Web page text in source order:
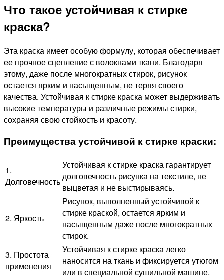
Что такое устойчивая к стирке
краска?
Эта краска имеет особую формулу, которая обеспечивает
ее прочное сцепление с волокнами ткани. Благодаря
этому, даже после многократных стирок, рисунок
остается ярким и насыщенным, не теряя своего
качества. Устойчивая к стирке краска может выдерживать
высокие температуры и различные режимы стирки,
сохраняя свою стойкость и красоту.
Преимущества устойчивой к стирке краски:
1.
Долговечность
Устойчивая к стирке краска гарантирует
долговечность рисунка на текстиле, не
выцветая и не выстирываясь.
2. Яркость
Рисунок, выполненный устойчивой к
стирке краской, остается ярким и
насыщенным даже после многократных
стирок.
3. Простота
применения
Устойчивая к стирке краска легко
наносится на ткань и фиксируется утюгом
или в специальной сушильной машине.